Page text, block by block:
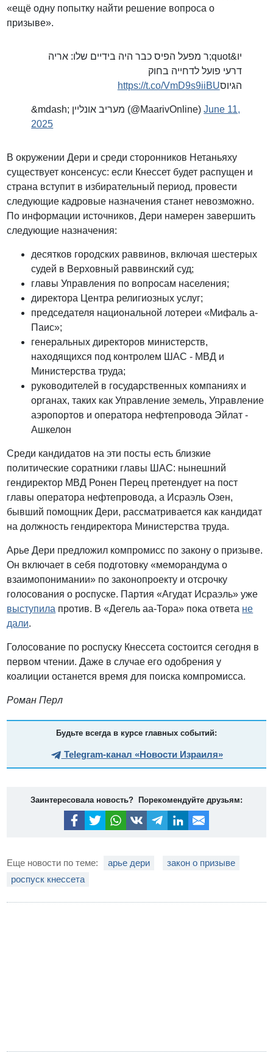
«ещё одну попытку найти решение вопроса о
призыве».
יו&quot;ר מפעל הפיס כבר היה בידיים שלו: אריה
דרעי פועל לדחייה בחוק
הגיוסhttps://t.co/VmD9s9iiBU
&mdash; מעריב אונליין (@MaarivOnline)June 11,
2025
В окружении Дери и среди сторонников Нетаньяху
существует консенсус: если Кнессет будет распущен и
страна вступит в избирательный период, провести
следующие кадровые назначения станет невозможно.
По информации источников, Дери намерен завершить
следующие назначения:
десятков городских раввинов, включая шестерых
судей в Верховный раввинский суд;
главы Управления по вопросам населения;
директора Центра религиозных услуг;
председателя национальной лотереи «Мифаль а-
Паис»;
генеральных директоров министерств,
находящихся под контролем ШАС - МВД и
Министерства труда;
руководителей в государственных компаниях и
органах, таких как Управление земель, Управление
аэропортов и оператора нефтепровода Эйлат -
Ашкелон
Среди кандидатов на эти посты есть близкие
политические соратники главы ШАС: нынешний
гендиректор МВД Ронен Перец претендует на пост
главы оператора нефтепровода, а Исраэль Озен,
бывший помощник Дери, рассматривается как кандидат
на должность гендиректора Министерства труда.
Арье Дери предложил компромисс по закону о призыве.
Он включает в себя подготовку «меморандума о
взаимопонимании» по законопроекту и отсрочку
голосования о роспуске. Партия «Агудат Исраэль» уже
выступила против. В «Дегель аа-Тора» пока ответа не
дали.
Голосование по роспуску Кнессета состоится сегодня в
первом чтении. Даже в случае его одобрения у
коалиции останется время для поиска компромисса.
Роман Перл
Будьте всегда в курсе главных событий:
Telegram-канал «Новости Израиля»
Заинтересовала новость? Порекомендуйте друзьям:
Еще новости по теме: арье дери
закон о призыве
роспуск кнессета